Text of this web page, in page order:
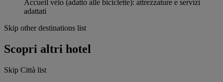
Accueil vélo (adatto alle biciclette): attrezzature e servizi
adattati
Skip other destinations list
Scopri altri hotel
Skip Città list